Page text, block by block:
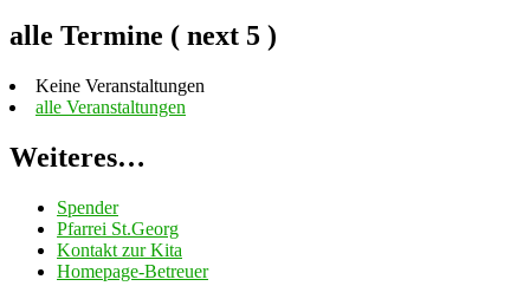
alle Termine ( next 5 )
Keine Veranstaltungen
alle Veranstaltungen
Weiteres…
Spender
Pfarrei St.Georg
Kontakt zur Kita
Homepage-Betreuer